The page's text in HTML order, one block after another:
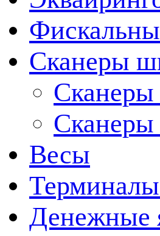
Сканеры
Сканеры
Сканеры
Весы
Денежные